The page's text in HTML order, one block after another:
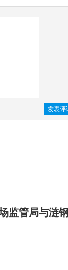
监管局与涟